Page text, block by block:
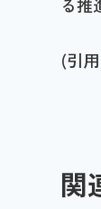
る推
(引
関